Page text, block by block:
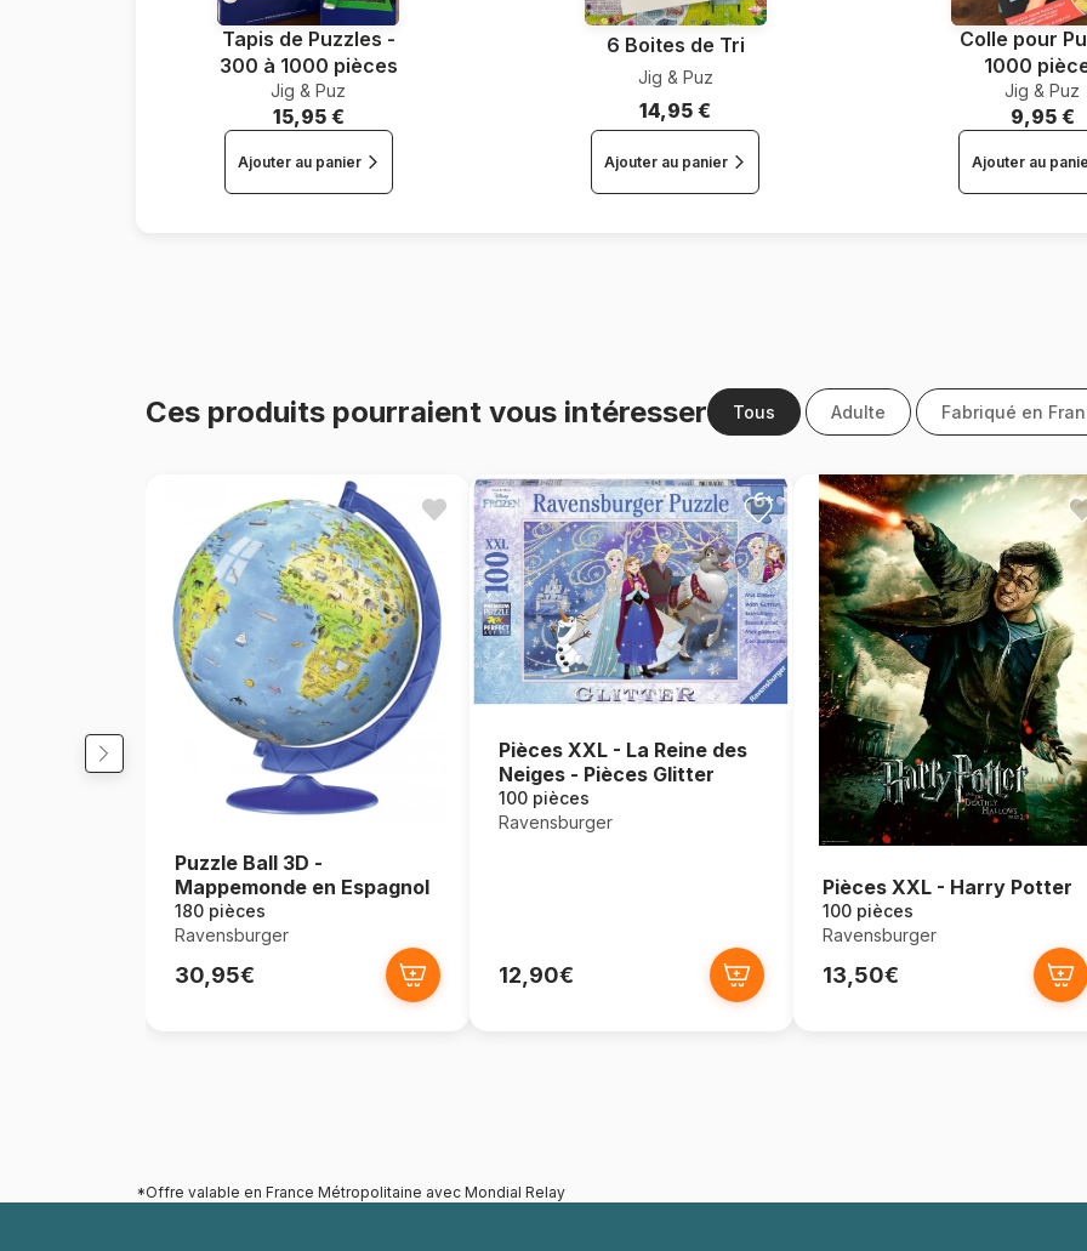
Tapis de Puzzles -
300 à 1000 pièces
Jig & Puz
15,95 €
Ajouter au panier
6 Boites de Tri
Jig & Puz
14,95 €
Ajouter au panier
Colle pour
1000
Jig & Puz
9,95 €
Ajouter au
Ces produits pourraient vous intéresser Tous Adulte Fabriqué en
Puzzle Ball 3D -
Mappemonde en Espagnol
180 pièces
Ravensburger
30,95€
Pièces XXL - La Reine des
Neiges - Pièces Glitter
100 pièces
Ravensburger
12,90€
Pièces XXL - Harry Potter
100 pièces
Ravensburger
13,50€
*Offre valable en France Métropolitaine avec Mondial Relay